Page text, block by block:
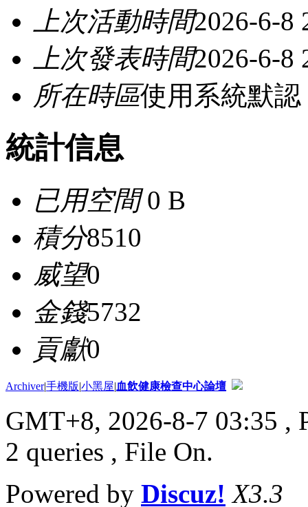
上次活動時間2026-6-8
上次發表時間2026-6-8
所在時區使用系統默認
統計信息
已用空間0 B
積分8510
威望0
金錢5732
貢獻0
Archiver|手機版|小黑屋|血飲健康檢查中心論壇
GMT+8, 2026-8-7 03:35 ,
2 queries , File On.
Powered by Discuz! X3.3